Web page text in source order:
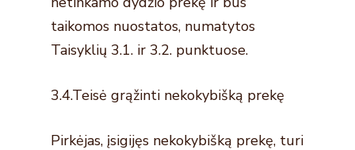
taikomos nuostatos, numatytos
Taisyklių 3.1. ir 3.2. punktuose.
3.4.Teisė grąžinti nekokybišką prekę
Pirkėjas, įsigijęs nekokybišką prekę, turi